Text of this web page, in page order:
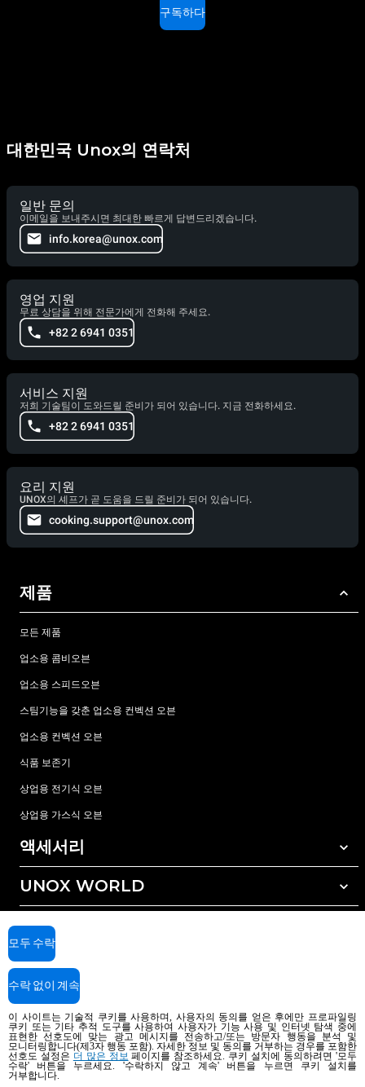
구독하다
대한민국 Unox의 연락처
일반 문의
이메일을 보내주시면 최대한 빠르게 답변드리겠습니다.
info.korea@unox.com
영업 지원
무료 상담을 위해 전문가에게 전화해 주세요.
+82 2 6941 0351
서비스 지원
저희 기술팀이 도와드릴 준비가 되어 있습니다. 지금 전화하세요.
+82 2 6941 0351
요리 지원
UNOX의 셰프가 곧 도움을 드릴 준비가 되어 있습니다.
cooking.support@unox.com
제품
모든 제품
업소용 콤비오븐
업소용 스피드오븐
스팀기능을 갖춘 업소용 컨벡션 오븐
업소용 컨벡션 오븐
식품 보존기
상업용 전기식 오븐
상업용 가스식 오븐
액세서리
모든 액세서리
자동세척 세정제
수동세척 세정제
수질 관리를 위한 레진(수지) 필터
역삼투압 수처리 방식
UNOX WORLD
전세계 지사
서비스
우녹스 보증
딜러 찾기
서비스 센터 찾기
Copyright 2026 UNOX SpA All rights reserved. Reg. Imp. Padova n °
04230750285 - REA Padova 372835 - Cap. Soc. 5.000.000 € iv - P.IVA / CF
AI Content Disclaimer Privacy policy Cookie policy
이 사이트는 기술적 쿠키를 사용하며, 사용자의 동의를 얻은 후에만 프로파일링
쿠키 또는 기타 추적 도구를 사용하여 사용자가 기능 사용 및 인터넷 탐색 중에
표현한 선호도에 맞는 광고 메시지를 전송하고/또는 방문자 행동을 분석 및
모니터링합니다(제3자 행동 포함). 자세한 정보 및 동의를 거부하는 경우를 포함한
선호도 설정은 더 많은 정보 페이지를 참조하세요. 쿠키 설치에 동의하려면 '모두
수락' 버튼을 누르세요. '수락하지 않고 계속' 버튼을 누르면 쿠키 설치를
거부합니다.
모두 수락
수락 없이 계속